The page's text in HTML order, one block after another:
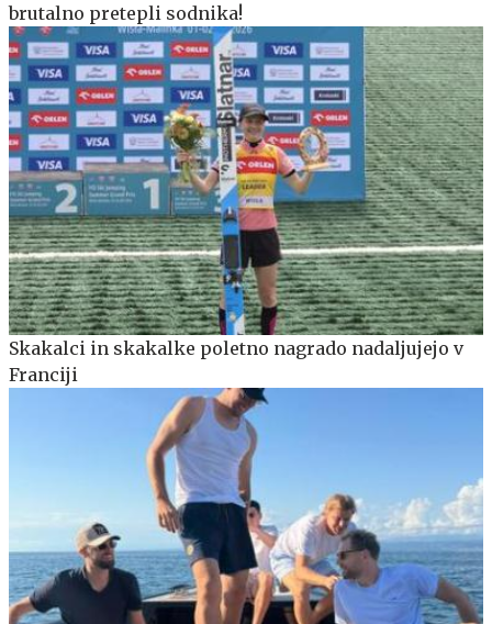
brutalno pretepli sodnika!
Skakalci in skakalke poletno nagrado nadaljujejo v
Franciji